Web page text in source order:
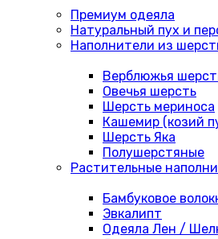
Премиум одеяла
Натуральный пух и
Наполнители из
Верблюжья
Овечья шерсть
Шерсть мериноса
Кашемир (козий
Шерсть Яка
Полушерстяные
Растительные
Бамбуковое
Эвкалипт
Одеяла Лен /